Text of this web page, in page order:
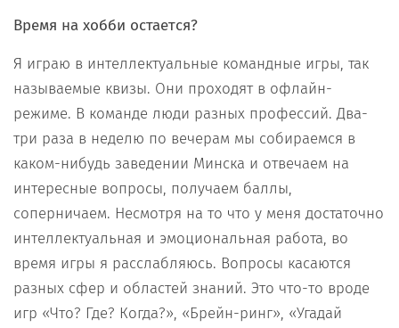
Время на хобби остается?
Я играю в интеллектуальные командные игры, так
называемые квизы. Они проходят в офлайн-
режиме. В команде люди разных профессий. Два-
три раза в неделю по вечерам мы собираемся в
каком-нибудь заведении Минска и отвечаем на
интересные вопросы, получаем баллы,
соперничаем. Несмотря на то что у меня достаточно
интеллектуальная и эмоциональная работа, во
время игры я расслабляюсь. Вопросы касаются
разных сфер и областей знаний. Это что-то вроде
игр «Что? Где? Когда?», «Брейн-ринг», «Угадай